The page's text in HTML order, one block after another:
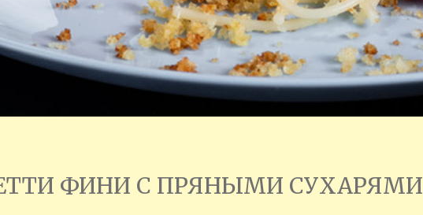
ФИНИ С ПРЯНЫМИ СУХАРЯМИ